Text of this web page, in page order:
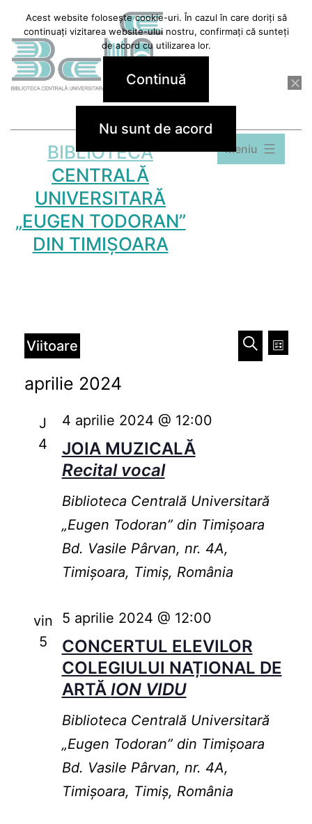
conținut
BIBLIOTECA
CENTRALĂ
UNIVERSITARĂ
„EUGEN TODORAN”
DIN TIMIȘOARA
Meniu
Evenimente
Caută
Listă
Viitoare
data.
aprilie 2024
J
4
JOIA MUZICALĂ
Recital vocal
4 aprilie 2024 @ 12:00
Biblioteca Centrală Universitară
„Eugen Todoran” din Timişoara
Bd. Vasile Pârvan, nr. 4A,
Timișoara, Timiș, România
vin
5
CONCERTUL ELEVILOR
COLEGIULUI NAȚIONAL DE
ARTĂ ION VIDU
5 aprilie 2024 @ 12:00
Biblioteca Centrală Universitară
„Eugen Todoran” din Timişoara
Bd. Vasile Pârvan, nr. 4A,
Timișoara, Timiș, România
Acest website folosește cookie-uri. În cazul în care doriți să
continuați vizitarea website-ului nostru, confirmați că sunteți
de acord cu utilizarea lor.
Continuă
Nu sunt de acord